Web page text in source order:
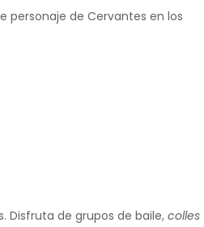
personaje de Cervantes en los
Disfruta de grupos de baile, colles